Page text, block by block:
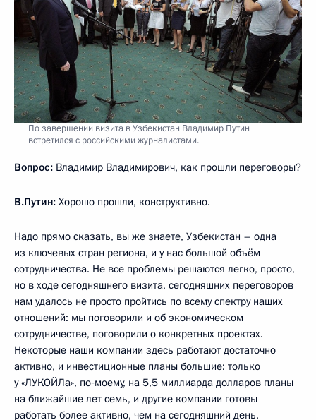
По завершении визита в Узбекистан Владимир Путин
встретился с российскими журналистами.
Вопрос: Владимир Владимирович, как прошли переговоры?
В.Путин: Хорошо прошли, конструктивно.
Надо прямо сказать, вы же знаете, Узбекистан – одна
из ключевых стран региона, и у нас большой объём
сотрудничества. Не все проблемы решаются легко, просто,
но в ходе сегодняшнего визита, сегодняшних переговоров
нам удалось не просто пройтись по всему спектру наших
отношений: мы поговорили и об экономическом
сотрудничестве, поговорили о конкретных проектах.
Некоторые наши компании здесь работают достаточно
активно, и инвестиционные планы большие: только
у «ЛУКОЙЛа», по‑моему, на 5,5 миллиарда долларов планы
на ближайшие лет семь, и другие компании готовы
работать более активно, чем на сегодняшний день.